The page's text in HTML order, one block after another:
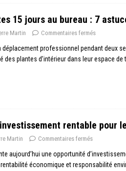
15 jours au bureau : 7
Martin Commentaires fermés
déplacement professionnel pendant deux
des plantes d’intérieur dans leur espace
rentable pour
Martin Commentaires fermés
aujourd’hui une opportunité
économique et responsabilité